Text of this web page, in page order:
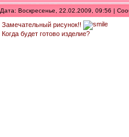
Дата: Воскресенье, 22.02.2009, 09:56 |
Замечательный рисунок!!
Когда будет готово изделие?